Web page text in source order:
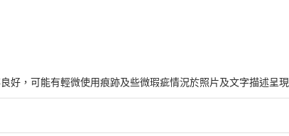
好，可能有輕微使用痕跡及些微瑕疵情況於照片及文字描述呈現